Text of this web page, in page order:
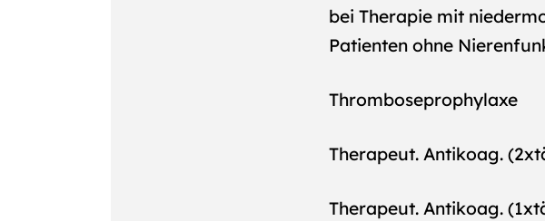
bei Therapie mit
Patienten ohne
Therapeut. Antikoag.
Therapeut. Antikoag.